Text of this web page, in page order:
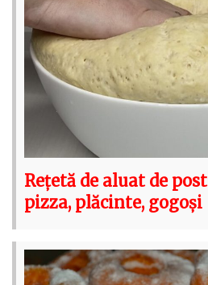
Rețetă de aluat de
pizza, plăcinte, gogoși